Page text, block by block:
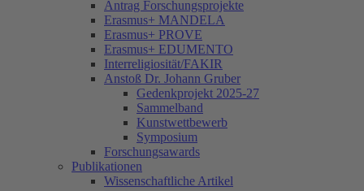
Antrag Forschungsprojekte
Erasmus+ MANDELA
Erasmus+ PROVE
Erasmus+ EDUMENTO
Interreligiosität/FAKIR
Anstoß Dr. Johann Gruber
Gedenkprojekt 2025-27
Sammelband
Kunstwettbewerb
Symposium
Forschungsawards
Publikationen
Wissenschaftliche Artikel